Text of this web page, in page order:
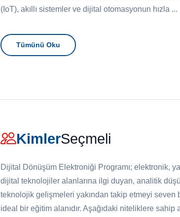
(IoT), akıllı sistemler ve dijital otomasyonun hızla ...
Tümünü Oku
KimlerSeçmeli
Dijital Dönüşüm Elektroniği Programı; elektronik,
dijital teknolojiler alanlarına ilgi duyan, analitik
teknolojik gelişmeleri yakından takip etmeyi seven
ideal bir eğitim alanıdır. Aşağıdaki niteliklere sahip